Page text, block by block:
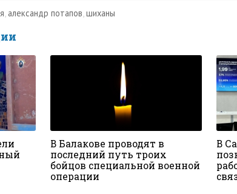
александр потапов шиханы
В Балакове проводят в
последний путь троих
бойцов специальной военной
операции
В